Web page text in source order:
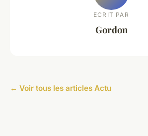
ECRIT PAR
Gordon
← Voir tous les articles Actu